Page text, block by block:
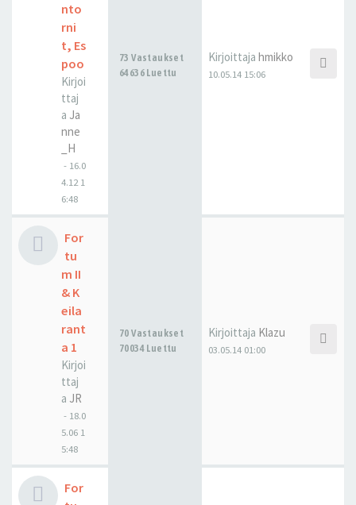
nto
rni
t, Es
poo
Kirjoi
ttaj
a Ja
nne
_H
- 16.0
4.12 1
6:48
73 Vastaukset
64636 Luettu
Kirjoittaja hmikko
10.05.14 15:06
For
tu
m II
& K
eila
rant
a 1
Kirjoi
ttaj
a JR
- 18.0
5.06 1
5:48
70 Vastaukset
70034 Luettu
Kirjoittaja Klazu
03.05.14 01:00
For